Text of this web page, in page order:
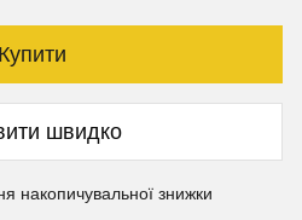
Купити
швидко
накопичувальної знижки